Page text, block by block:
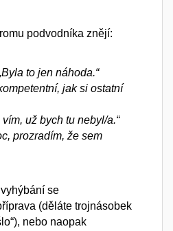
podvodníka znějí:
to jen náhoda.“
jak si ostatní
už bych tu nebyl/a.“
prozradím, že sem
se
(děláte trojnásobek
nebo naopak